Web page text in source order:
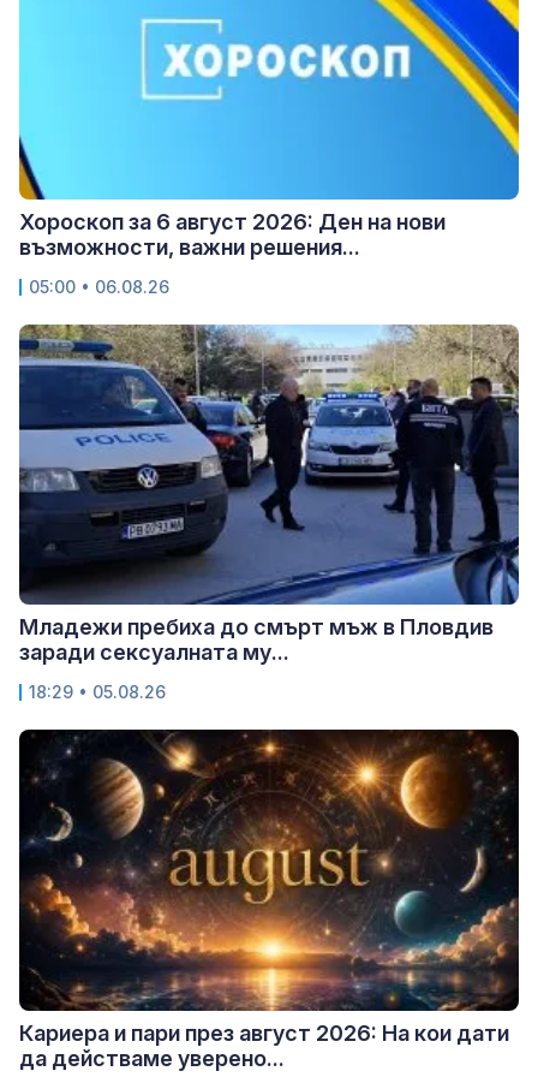
Хороскоп за 6 август 2026: Ден на нови
възможности, важни решения...
05:00 • 06.08.26
Младежи пребиха до смърт мъж в Пловдив
заради сексуалната му...
18:29 • 05.08.26
Кариера и пари през август 2026: На кои дати
да действаме уверено...